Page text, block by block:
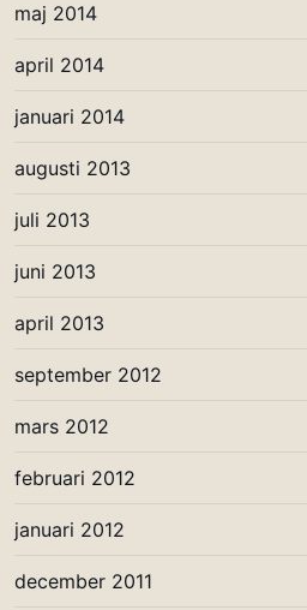
maj 2014
april 2014
januari 2014
augusti 2013
juli 2013
juni 2013
april 2013
september 2012
mars 2012
februari 2012
januari 2012
december 2011